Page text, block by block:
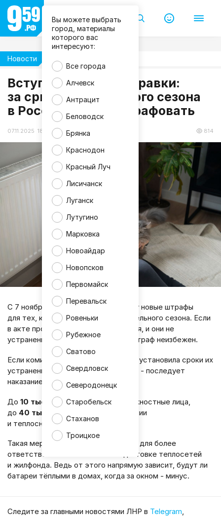
Вы можете выбрать
город, материалы
которого вас
интересуют:
Все города
Алчевск
Антрацит
Беловодск
Брянка
Краснодон
Красный Луч
Лисичанск
Луганск
Лутугино
Марковка
Новоайдар
Новопсков
Первомайск
Перевальск
Ровеньки
Рубежное
Сватово
Свердловск
Северодонецк
Старобельск
Стаханов
Троицкое
Новости
Вступили в силу поправки:
за срыв отопительного сезона
в России начнут штрафовать
07.11.2025 18:24 814
f
r
e
e
p
k
С 7 ноября в России вступили в силу новые штрафы
для тех, кто допустил срыв отопительного сезона. Если
в акте проверки выявлены нарушения, и они не
устранены в установленный срок, штраф неизбежен.
Если комиссия выявила нарушения и установила сроки их
устранения, но работа не выполнена - последует
наказание.
До 10 тысяч рублейзаплатят должностные лица,
до 40 тысяч- управляющие компании
и теплоснабжающие организации.
Такая мера должна стать стимулом для более
ответственного отношения к подготовке теплосетей
и жилфонда. Ведь от этого напрямую зависит, будут ли
батареи тёплыми в домах, когда за окном - минус.
Cледите за главными новостями ЛНР в Telegram,